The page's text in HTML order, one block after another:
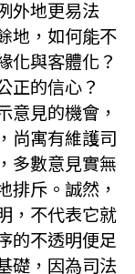
外地更易法
地，如何能不
化與客體化？
正的信心？
意見的機會，
尚寓有維護司
多數意見實無
排斥。誠然，
，不代表它就
的不透明便足
礎，因為司法